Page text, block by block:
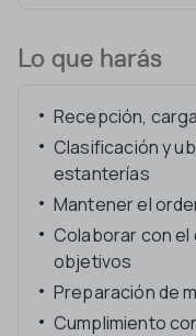
Lo que harás
Recepción,
Clasificación y
estanterías
Mantener el
Colaborar con el
objetivos
Preparación de
Cumplimiento